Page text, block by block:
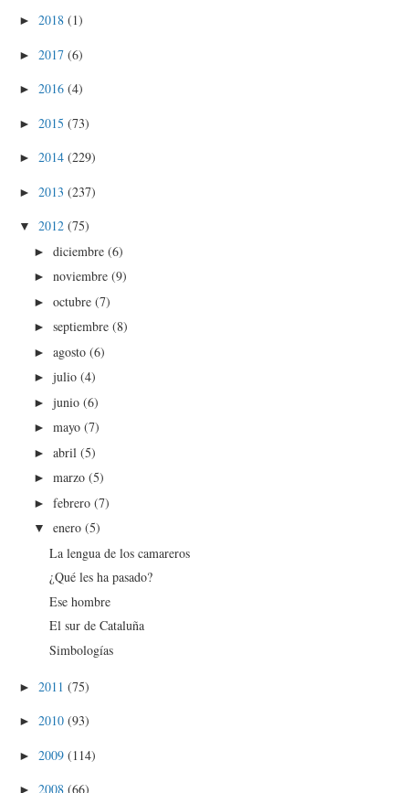
► 2018 (1)
► 2017 (6)
► 2016 (4)
► 2015 (73)
► 2014 (229)
► 2013 (237)
▼ 2012 (75)
►diciembre(6)
►noviembre(9)
►octubre(7)
►septiembre(8)
►agosto(6)
►julio(4)
►junio(6)
►mayo(7)
►abril(5)
►marzo(5)
►febrero(7)
▼enero(5)
La lengua de los camareros
¿Qué les ha pasado?
Ese hombre
El sur de Cataluña
Simbologías
► 2011 (75)
► 2010 (93)
► 2009 (114)
► 2008 (66)